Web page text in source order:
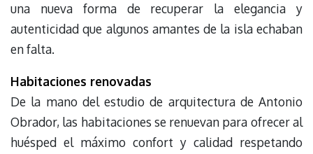
una nueva forma de recuperar la elegancia y
autenticidad que algunos amantes de la isla echaban
en falta.
Habitaciones renovadas
De la mano del estudio de arquitectura de Antonio
Obrador, las habitaciones se renuevan para ofrecer al
huésped el máximo confort y calidad respetando